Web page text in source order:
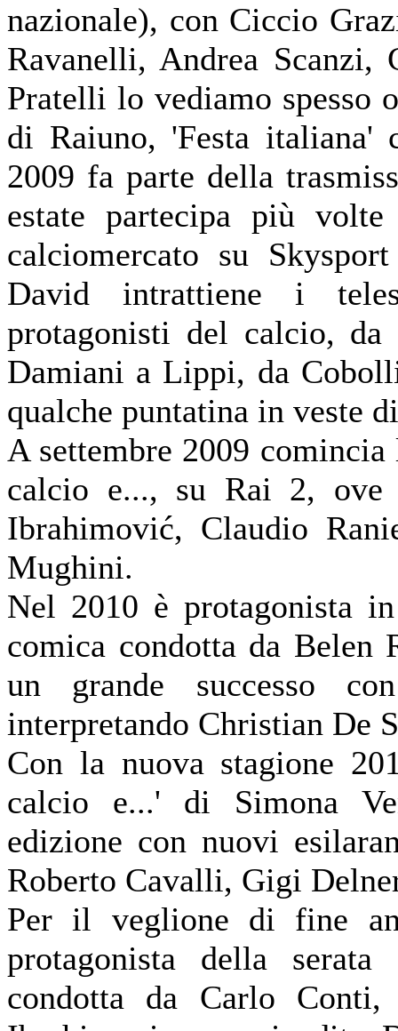
nazionale), con Ciccio
Ravanelli, Andrea
Pratelli lo vediamo spesso
di Raiuno, 'Festa italiana'
2009 fa parte della
estate partecipa più
calciomercato su
David intrattiene i
protagonisti del calcio,
Damiani a Lippi, da
qualche puntatina in veste
A settembre 2009
calcio e..., su Rai 2, ove
Ibrahimović, Claudio
Mughini.
Nel 2010 è protagonista
comica condotta da Belen
un grande successo
interpretando Christian De
Con la nuova stagione
calcio e...' di Simona
edizione con nuovi
Roberto Cavalli, Gigi
Per il veglione di fine
protagonista della
condotta da Carlo